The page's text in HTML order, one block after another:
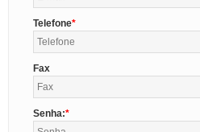
Telefone
Fax
Senha: